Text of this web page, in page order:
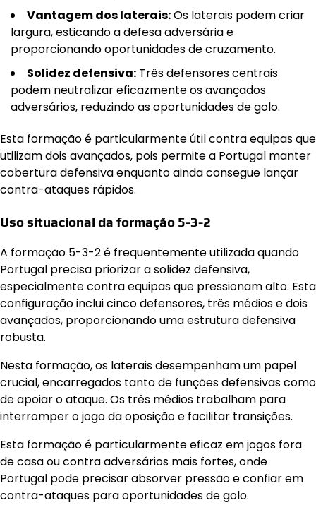
Vantagem dos laterais:Os laterais podem criar
largura, esticando a defesa adversária e
proporcionando oportunidades de cruzamento.
Solidez defensiva: Três defensores centrais
podem neutralizar eficazmente os avançados
adversários, reduzindo as oportunidades de golo.
Esta formação é particularmente útil contra equipas que
utilizam dois avançados, pois permite a Portugal manter
cobertura defensiva enquanto ainda consegue lançar
contra-ataques rápidos.
Uso situacional da formação 5-3-2
A formação 5-3-2 é frequentemente utilizada quando
Portugal precisa priorizar a solidez defensiva,
especialmente contra equipas que pressionam alto. Esta
configuração inclui cinco defensores, três médios e dois
avançados, proporcionando uma estrutura defensiva
robusta.
Nesta formação, os laterais desempenham um papel
crucial, encarregados tanto de funções defensivas como
de apoiar o ataque. Os três médios trabalham para
interromper o jogo da oposição e facilitar transições.
Esta formação é particularmente eficaz em jogos fora
de casa ou contra adversários mais fortes, onde
Portugal pode precisar absorver pressão e confiar em
contra-ataques para oportunidades de golo.